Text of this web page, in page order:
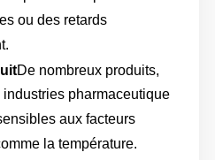
ou des retards
De nombreux produits,
pharmaceutique
aux facteurs
la température.